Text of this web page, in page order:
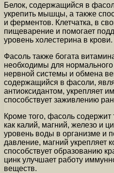
Белок, содержащийся в
укрепить мышцы, а также
и ферментов. Клетчатка, в
пищеварение и помогает
уровень холестерина в крови.
Фасоль также богата
необходимы для
нервной системы и обмена
содержащийся в фасоли,
антиоксидантом, укрепляет
способствует заживлению
Кроме того, фасоль
как калий, магний, железо и
уровень воды в организме и
давление, магний укрепляет
способствует образованию
цинк улучшает работу
веществ.